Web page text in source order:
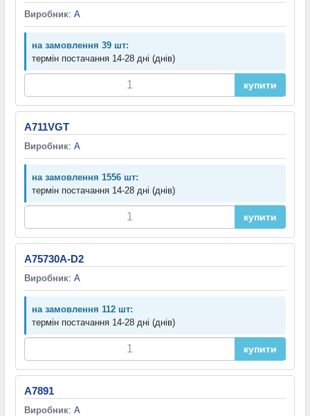
Виробник: A
на замовлення 39 шт:
термін постачання 14-28 дні (днів)
купити
A711VGT
Виробник: A
на замовлення 1556 шт:
термін постачання 14-28 дні (днів)
купити
A75730A-D2
Виробник: A
на замовлення 112 шт:
термін постачання 14-28 дні (днів)
купити
A7891
Виробник: A